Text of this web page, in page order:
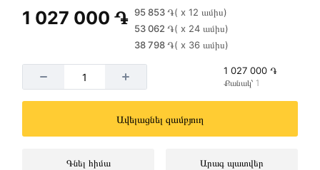
1 027 000 ֏ 95 853 ֏( x 12 ամիս)
53 062 ֏( x 24 ամիս)
38 798 ֏( x 36 ամիս)
1 027 000 ֏
Քանակ՝ 1
Ավելացնել զամբյուղ
Գնել հիմա Արագ պատվեր